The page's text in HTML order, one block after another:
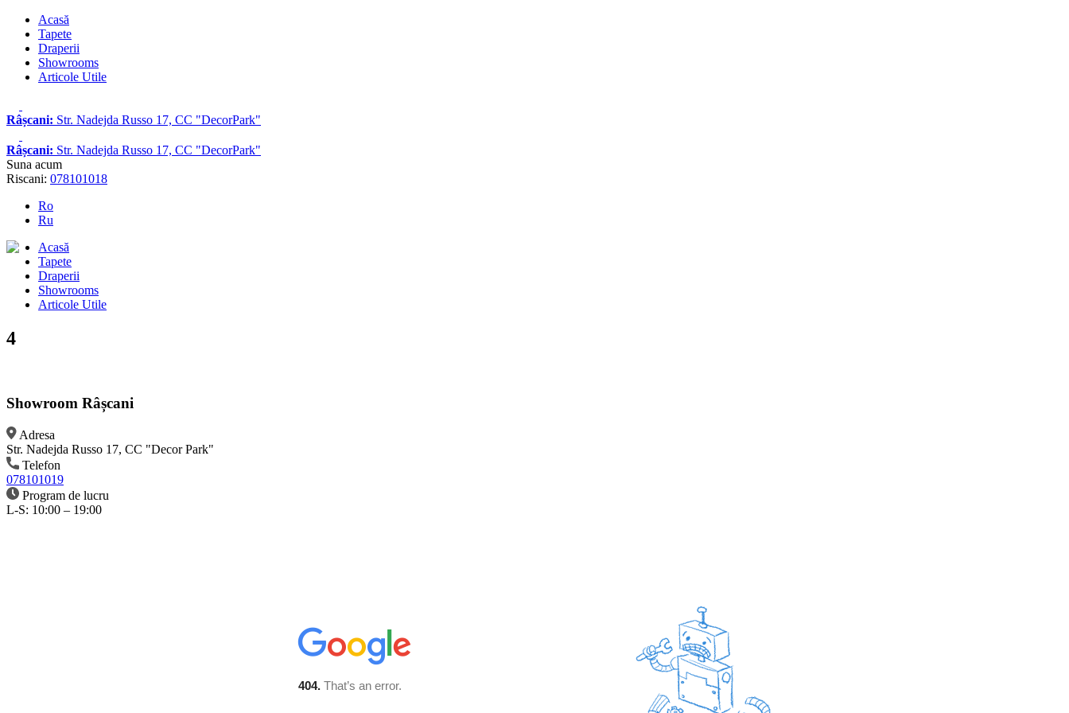
Acasă
Tapete
Draperii
Showrooms
Articole Utile
Râșcani: Str. Nadejda Russo 17, CC "DecorPark"
Râșcani: Str. Nadejda Russo 17, CC "DecorPark"
Suna acum
Riscani: 078101018
Ro
Ru
Acasă
Tapete
Draperii
Showrooms
Articole Utile
4
Showroom Râșcani
Adresa
Str. Nadejda Russo 17, CC "Decor Park"
Telefon
078101019
Program de lucru
L-S: 10:00 – 19:00